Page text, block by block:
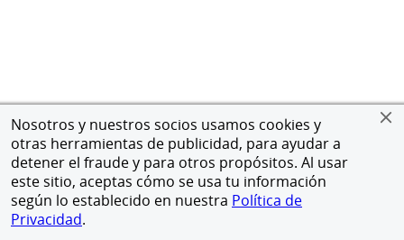
Nosotros y nuestros socios usamos cookies y
otras herramientas de publicidad, para ayudar a
detener el fraude y para otros propósitos. Al usar
este sitio, aceptas cómo se usa tu información
según lo establecido en nuestra Política de
Privacidad.